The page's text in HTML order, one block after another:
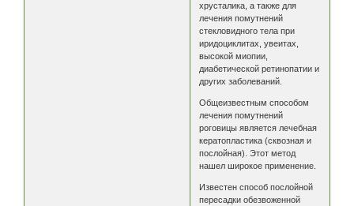
хрусталика, а также для
лечения помутнений
стекловидного тела при
иридоциклитах, увеитах,
высокой миопии,
диабетической ретинопатии и
других заболеваний.
Общеизвестным способом
лечения помутнений
роговицы является лечебная
кератопластика (сквозная и
послойная). Этот метод
нашел широкое применение.
Известен способ послойной
пересадки обезвоженной